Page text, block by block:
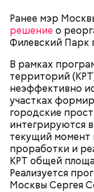
Ранее мэр
решение о
Филевский Парк
В рамках
территорий
неэффективно
участках
городские
интегрируются
текущий момент
проработки и
КРТ общей
Реализуется
Москвы Сергея
На главной
найти
выгодные
данный момент.
Где
московское
Михаил
сборнике